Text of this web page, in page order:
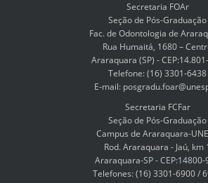
Secretaria FOAr
Seção de Pós-Graduação
Fac. de Odontologia de
Rua Humaitá, 1680 –
Araraquara (SP) -
Telefone: (16) 3301-6438
E-mail:
Secretaria FCFar
Seção de Pós-Graduação
Campus de Araraquara-
Rod. Araraquara - Jaú, km
Araraquara-SP - CEP:14800-
Telefones: (16) 3301-6900 /